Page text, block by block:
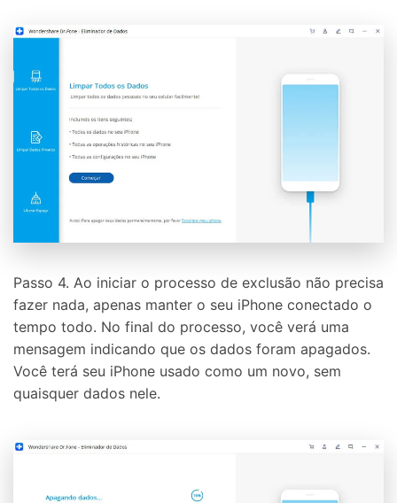
Passo 4. Ao iniciar o processo de exclusão não precisa
fazer nada, apenas manter o seu iPhone conectado o
tempo todo. No final do processo, você verá uma
mensagem indicando que os dados foram apagados.
Você terá seu iPhone usado como um novo, sem
quaisquer dados nele.